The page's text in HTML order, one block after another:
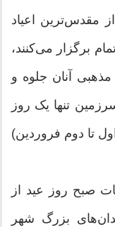
مقد‌س‌ترین اعیاد
برگزار می‌کنند،
آنان جلوه و
تنها یک روز
تا دوم فروردین)
صبح روز عید از
بزرگ شهر